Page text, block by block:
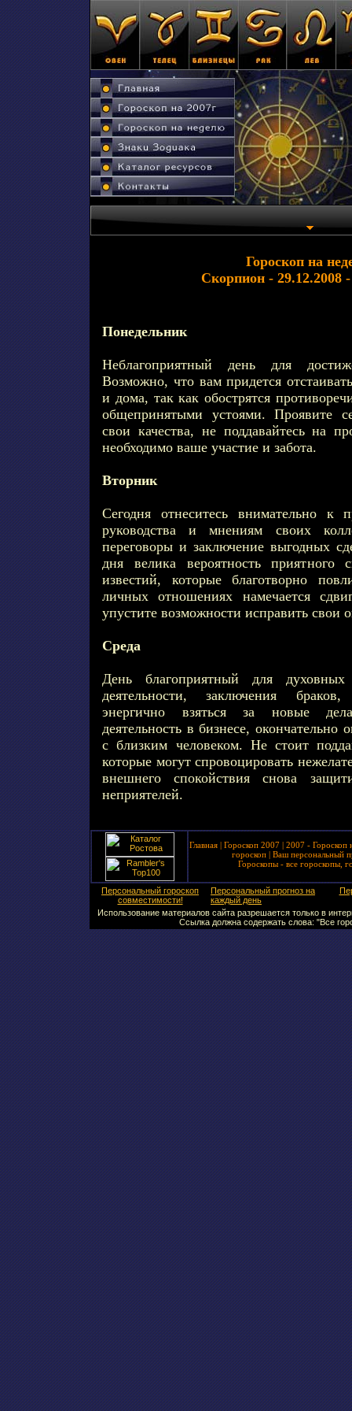
Гороскоп на
Скорпион - 29.12.2008 -
Понедельник
Неблагоприятный день для
Возможно, что вам придется
и дома, так как обострятся
общепринятыми устоями. Проявите
свои качества, не поддавайтесь на
необходимо ваше участие и забота.
Вторник
Сегодня отнеситесь внимательно к
руководства и мнениям своих
переговоры и заключение выгодных
дня велика вероятность
известий, которые благотворно
личных отношениях намечается
упустите возможности исправить свои
Среда
День благоприятный для
деятельности, заключения браков,
энергично взяться за новые
деятельность в бизнесе, окончательно
с близким человеком. Не стоит
которые могут спровоцировать
внешнего спокойствия снова
неприятелей.
Главная | Гороскоп 2007 | 2007 - Гороскоп
гороскоп| Ваш персональный
Гороскопы - все гороскопы,
Персональный гороскоп
совместимости!
Персональный прогноз на
каждый день
Использование материалов сайта разрешается только в
Ссылка должна содержать слова: "Все